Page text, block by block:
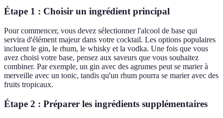
Étape 1 : Choisir un ingrédient principal
Pour commencer, vous devez sélectionner l'alcool de base qui
servira d'élément majeur dans votre cocktail. Les options populaires
incluent le gin, le rhum, le whisky et la vodka. Une fois que vous
avez choisi votre base, pensez aux saveurs que vous souhaitez
combiner. Par exemple, un gin avec des agrumes peut se marier à
merveille avec un tonic, tandis qu'un rhum pourra se marier avec des
fruits tropicaux.
Étape 2 : Préparer les ingrédients supplémentaires